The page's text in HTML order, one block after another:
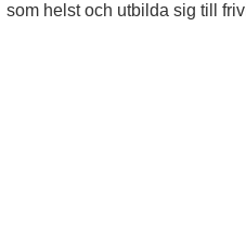
som helst och utbilda sig till